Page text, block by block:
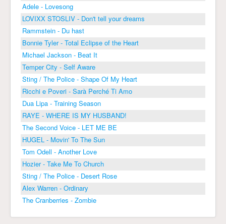
Adele - Lovesong
LOVIXX STOSLIV - Don't tell your dreams
Rammstein - Du hast
Bonnie Tyler - Total Eclipse of the Heart
Michael Jackson - Beat It
Temper City - Self Aware
Sting / The Police - Shape Of My Heart
Ricchi e Poveri - Sarà Perché Ti Amo
Dua Lipa - Training Season
RAYE - WHERE IS MY HUSBAND!
The Second Voice - LET ME BE
HUGEL - Movin' To The Sun
Tom Odell - Another Love
Hozier - Take Me To Church
Sting / The Police - Desert Rose
Alex Warren - Ordinary
The Cranberries - Zombie